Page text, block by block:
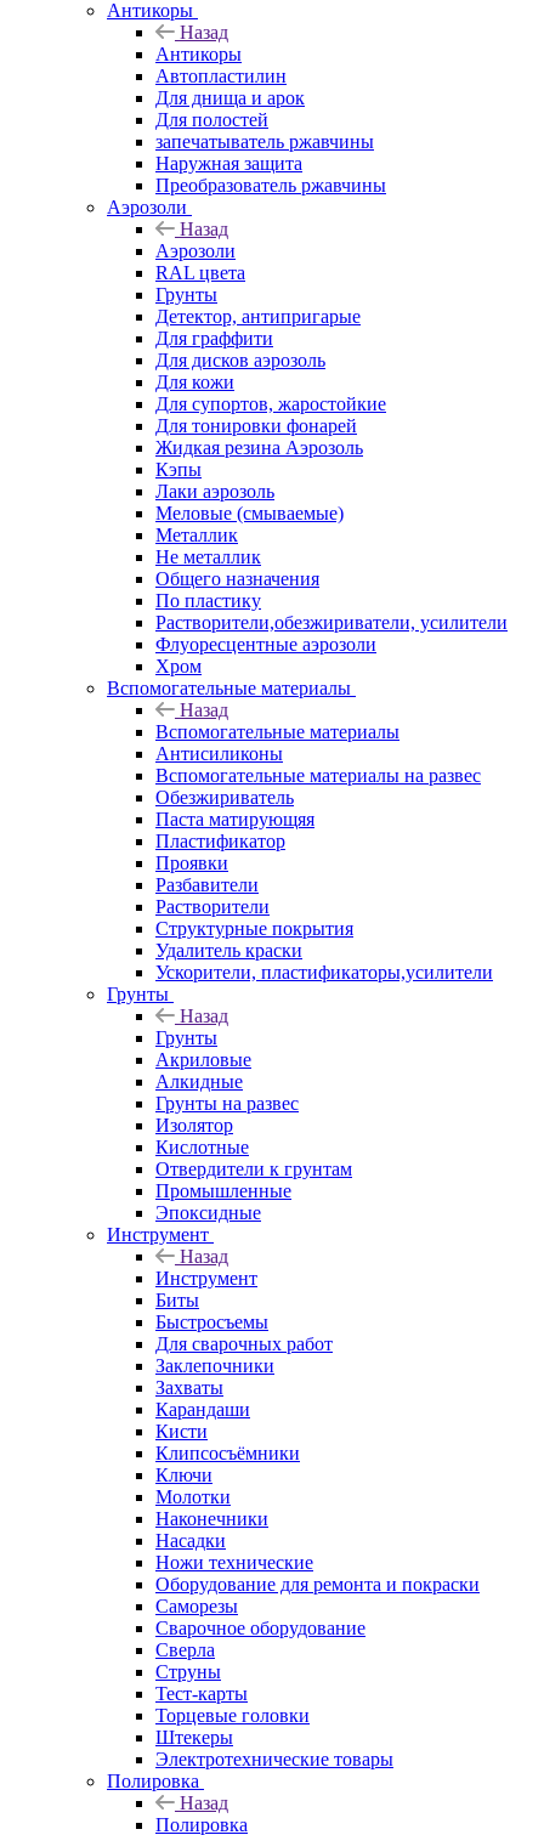
Антикоры
Назад
Антикоры
Автопластилин
Для днища и арок
Для полостей
запечатыватель ржавчины
Наружная защита
Преобразователь ржавчины
Аэрозоли
Назад
Аэрозоли
RAL цвета
Грунты
Детектор, антипригарые
Для граффити
Для дисков аэрозоль
Для кожи
Для супортов, жаростойкие
Для тонировки фонарей
Жидкая резина Аэрозоль
Кэпы
Лаки аэрозоль
Меловые (смываемые)
Металлик
Не металлик
Общего назначения
По пластику
Растворители,обезжириватели, усилители
Флуоресцентные аэрозоли
Хром
Вспомогательные материалы
Назад
Вспомогательные материалы
Антисиликоны
Вспомогательные материалы на развес
Обезжириватель
Паста матирующяя
Пластификатор
Проявки
Разбавители
Растворители
Структурные покрытия
Удалитель краски
Ускорители, пластификаторы,усилители
Грунты
Назад
Грунты
Акриловые
Алкидные
Грунты на развес
Изолятор
Кислотные
Отвердители к грунтам
Промышленные
Эпоксидные
Инструмент
Назад
Инструмент
Биты
Быстросъемы
Для сварочных работ
Заклепочники
Захваты
Карандаши
Кисти
Клипсосъёмники
Ключи
Молотки
Наконечники
Насадки
Ножи технические
Оборудование для ремонта и покраски
Саморезы
Сварочное оборудование
Сверла
Струны
Тест-карты
Торцевые головки
Штекеры
Электротехнические товары
Полировка
Назад
Полировка